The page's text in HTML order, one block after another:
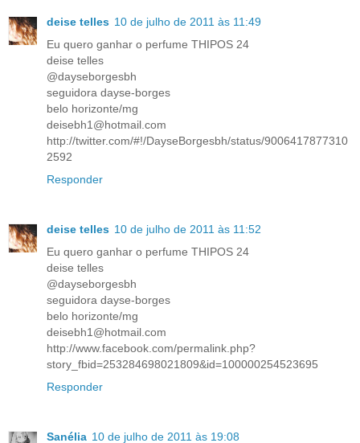
deise telles 10 de julho de 2011 às 11:49
Eu quero ganhar o perfume THIPOS 24
deise telles
@dayseborgesbh
seguidora dayse-borges
belo horizonte/mg
deisebh1@hotmail.com
http://twitter.com/#!/DayseBorgesbh/status/9006417877310
2592
Responder
deise telles 10 de julho de 2011 às 11:52
Eu quero ganhar o perfume THIPOS 24
deise telles
@dayseborgesbh
seguidora dayse-borges
belo horizonte/mg
deisebh1@hotmail.com
http://www.facebook.com/permalink.php?
story_fbid=253284698021809&id=100000254523695
Responder
Sanélia 10 de julho de 2011 às 19:08